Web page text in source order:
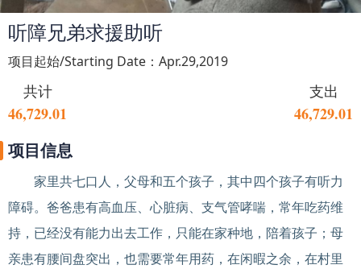
听障兄弟求援助听
项目起始/Starting Date：Apr.29,2019
共计
46,729.01
支出
46,729.01
项目信息
家里共七口人，父母和五个孩子，其中四个孩子有听力
障碍。爸爸患有高血压、心脏病、支气管哮喘，常年吃药维
持，已经没有能力出去工作，只能在家种地，陪着孩子；母
亲患有腰间盘突出，也需要常年用药，在闲暇之余，在村里